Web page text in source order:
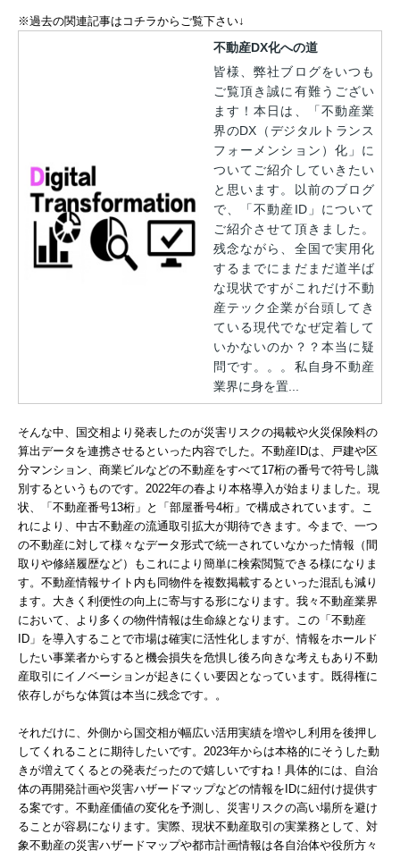
※過去の関連記事はコチラからご覧下さい↓
不動産DX化への道
皆様、弊社ブログをいつも
ご覧頂き誠に有難うござい
ます！本日は、「不動産業
界のDX（デジタルトランス
フォーメンション）化」に
ついてご紹介していきたい
と思います。以前のブログ
で、「不動産ID」について
ご紹介させて頂きました。
残念ながら、全国で実用化
するまでにまだまだ道半ば
な現状ですがこれだけ不動
産テック企業が台頭してき
ている現代でなぜ定着して
いかないのか？？本当に疑
問です。。。私自身不動産
業界に身を置...
そんな中、国交相より発表したのが災害リスクの掲載や火災保険料の
算出データを連携させるといった内容でした。不動産IDは、戸建や区
分マンション、商業ビルなどの不動産をすべて17桁の番号で符号し識
別するというものです。2022年の春より本格導入が始まりました。現
状、「不動産番号13桁」と「部屋番号4桁」で構成されています。こ
れにより、中古不動産の流通取引拡大が期待できます。今まで、一つ
の不動産に対して様々なデータ形式で統一されていなかった情報（間
取りや修繕履歴など）もこれにより簡単に検索閲覧できる様になりま
す。不動産情報サイト内も同物件を複数掲載するといった混乱も減り
ます。大きく利便性の向上に寄与する形になります。我々不動産業界
において、より多くの物件情報は生命線となります。この「不動産
ID」を導入することで市場は確実に活性化しますが、情報をホールド
したい事業者からすると機会損失を危惧し後ろ向きな考えもあり不動
産取引にイノベーションが起きにくい要因となっています。既得権に
依存しがちな体質は本当に残念です。。
それだけに、外側から国交相が幅広い活用実績を増やし利用を後押し
してくれることに期待したいです。2023年からは本格的にそうした動
きが増えてくるとの発表だったので嬉しいですね！具体的には、自治
体の再開発計画や災害ハザードマップなどの情報をIDに紐付け提供す
る案です。不動産価値の変化を予測し、災害リスクの高い場所を避け
ることが容易になります。実際、現状不動産取引の実業務として、対
象不動産の災害ハザードマップや都市計画情報は各自治体や役所方々